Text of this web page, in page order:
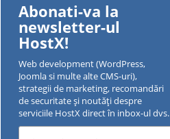
Abonati-va la
newsletter-ul
HostX!
Web development (WordPress,
Joomla si multe alte CMS-uri),
strategii de marketing, recomandări
de securitate și noutăți despre
serviciile HostX direct în inbox-ul dvs.